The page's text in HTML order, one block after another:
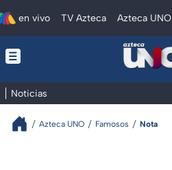
en vivo TV Azteca Azteca UNO
Noticias
Azteca UNO Famosos Nota